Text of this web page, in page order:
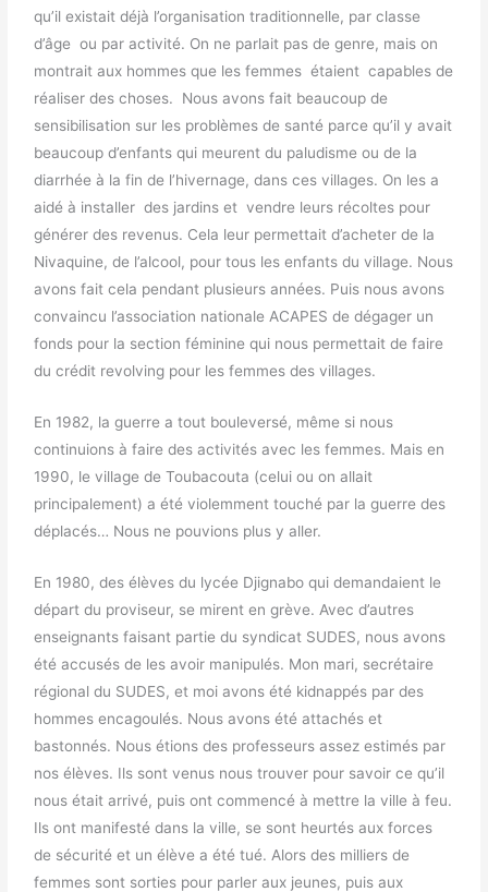
qu’il existait déjà l’organisation traditionnelle, par classe
d’âge ou par activité. On ne parlait pas de genre, mais on
montrait aux hommes que les femmes étaient capables de
réaliser des choses. Nous avons fait beaucoup de
sensibilisation sur les problèmes de santé parce qu’il y avait
beaucoup d’enfants qui meurent du paludisme ou de la
diarrhée à la fin de l’hivernage, dans ces villages. On les a
aidé à installer des jardins et vendre leurs récoltes pour
générer des revenus. Cela leur permettait d’acheter de la
Nivaquine, de l’alcool, pour tous les enfants du village. Nous
avons fait cela pendant plusieurs années. Puis nous avons
convaincu l’association nationale ACAPES de dégager un
fonds pour la section féminine qui nous permettait de faire
du crédit revolving pour les femmes des villages.
En 1982, la guerre a tout bouleversé, même si nous
continuions à faire des activités avec les femmes. Mais en
1990, le village de Toubacouta (celui ou on allait
principalement) a été violemment touché par la guerre des
déplacés… Nous ne pouvions plus y aller.
En 1980, des élèves du lycée Djignabo qui demandaient le
départ du proviseur, se mirent en grève. Avec d’autres
enseignants faisant partie du syndicat SUDES, nous avons
été accusés de les avoir manipulés. Mon mari, secrétaire
régional du SUDES, et moi avons été kidnappés par des
hommes encagoulés. Nous avons été attachés et
bastonnés. Nous étions des professeurs assez estimés par
nos élèves. Ils sont venus nous trouver pour savoir ce qu’il
nous était arrivé, puis ont commencé à mettre la ville à feu.
Ils ont manifesté dans la ville, se sont heurtés aux forces
de sécurité et un élève a été tué. Alors des milliers de
femmes sont sorties pour parler aux jeunes, puis aux